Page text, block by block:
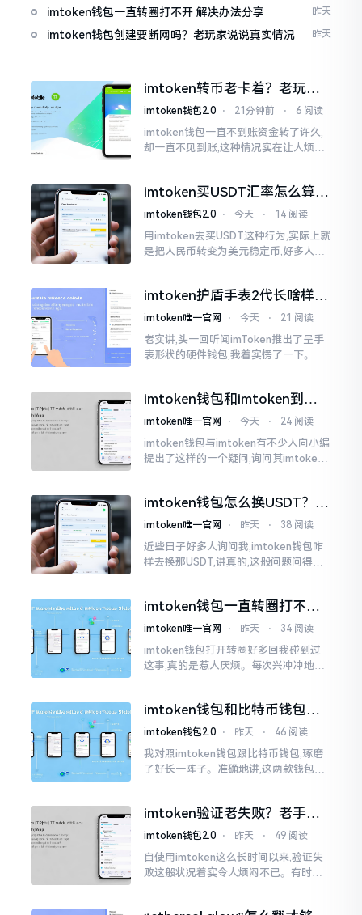
imtoken钱包一直转圈打不开 解决办法分享 昨天
imtoken钱包创建要断网吗？老玩家说说真实情况 昨天
imtoken转币老卡着？老玩家
教你几招搞定
imtoken钱包2.0 ⋅ 21分钟前 ⋅ 6 阅读
imtoken钱包一直不到账资金转了许久,
却一直不见到账,这种情况实在让人烦躁,
热锅上的蚂蚁,慌乱无措。
imtoken买USDT汇率怎么算？
几点买最划算
imtoken钱包2.0 ⋅ 今天 ⋅ 14 阅读
用imtoken去买USDT这种行为,实际上就
是把人民币转变为美元稳定币,好多人在
低的状况
imtoken护盾手表2代长啥样？
真实上手体验分享
imtoken唯一官网 ⋅ 今天 ⋅ 21 阅读
老实讲,头一回听闻imToken推出了呈手
表形状的硬件钱包,我着实愣了一下。在c
imtoken钱包和imtoken到底
是不是一回事？看完就懂了
imtoken唯一官网 ⋅ 今天 ⋅ 24 阅读
imtoken钱包与imtoken有不少人向小编
提出了这样的一个疑问,询问其imtoken
同一个物品
imtoken钱包怎么换USDT？这
几种方法你得知道
imtoken唯一官网 ⋅ 昨天 ⋅ 38 阅读
近些日子好多人询问我,imtoken钱包咋
样去换那USDT,讲真的,这般问题问得很
imtoken钱包一直转圈打不开
解决办法分享
imtoken唯一官网 ⋅ 昨天 ⋅ 34 阅读
imtoken钱包打开转圈好多回我碰到过
这事,真的是惹人厌烦。每次兴冲冲地开
大家说法不尽相同
imtoken钱包和比特币钱包，
谁更安全？老玩家来聊聊
imtoken钱包2.0 ⋅ 昨天 ⋅ 46 阅读
我对照imtoken钱包跟比特币钱包,琢磨
了好长一阵子。准确地讲,这两款钱包我
挺美观
imtoken验证老失败？老手教
你几招搞定
imtoken钱包2.0 ⋅ 昨天 ⋅ 49 阅读
自使用imtoken这么长时间以来,验证失
败这般状况着实令人烦闷不已。有时急